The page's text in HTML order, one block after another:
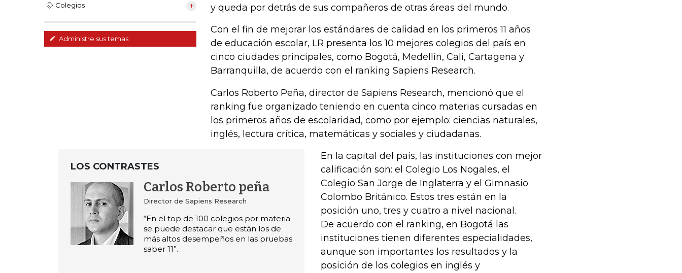
Colegios
Administre sus temas
y queda por detrás de sus compañeros de otras áreas del mundo.
Con el fin de mejorar los estándares de calidad en los primeros 11 años
de educación escolar, LR presenta los 10 mejores colegios del país en
cinco ciudades principales, como Bogotá, Medellín, Cali, Cartagena y
Barranquilla, de acuerdo con el ranking Sapiens Research.
Carlos Roberto Peña, director de Sapiens Research, mencionó que el
ranking fue organizado teniendo en cuenta cinco materias cursadas en
los primeros años de escolaridad, como por ejemplo: ciencias naturales,
inglés, lectura crítica, matemáticas y sociales y ciudadanas.
LOS CONTRASTES
Carlos Roberto peña
Director de Sapiens Research
“En el top de 100 colegios por materia
se puede destacar que están los de
más altos desempeños en las pruebas
saber 11”.
En la capital del país, las instituciones con mejor
calificación son: el Colegio Los Nogales, el
Colegio San Jorge de Inglaterra y el Gimnasio
Colombo Británico. Estos tres están en la
posición uno, tres y cuatro a nivel nacional.
De acuerdo con el ranking, en Bogotá las
instituciones tienen diferentes especialidades,
aunque son importantes los resultados y la
posición de los colegios en inglés y